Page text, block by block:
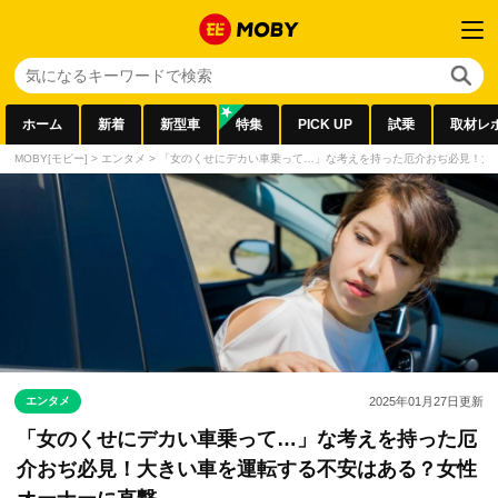
ホーム 新着 新型車 特集 PICK UP 試乗 取材レ
MOBY[モビー] > エンタメ > 「女のくせにデカい車乗って…」な考えを持った厄介おぢ必見！
エンタメ 2025年01月27日更新
「女のくせにデカい車乗って…」な考えを持った厄
介おぢ必見！大きい車を運転する不安はある？女性